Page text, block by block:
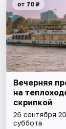
от 70 ₽
Вечерняя
на
скрипкой
26 сентября
суббота